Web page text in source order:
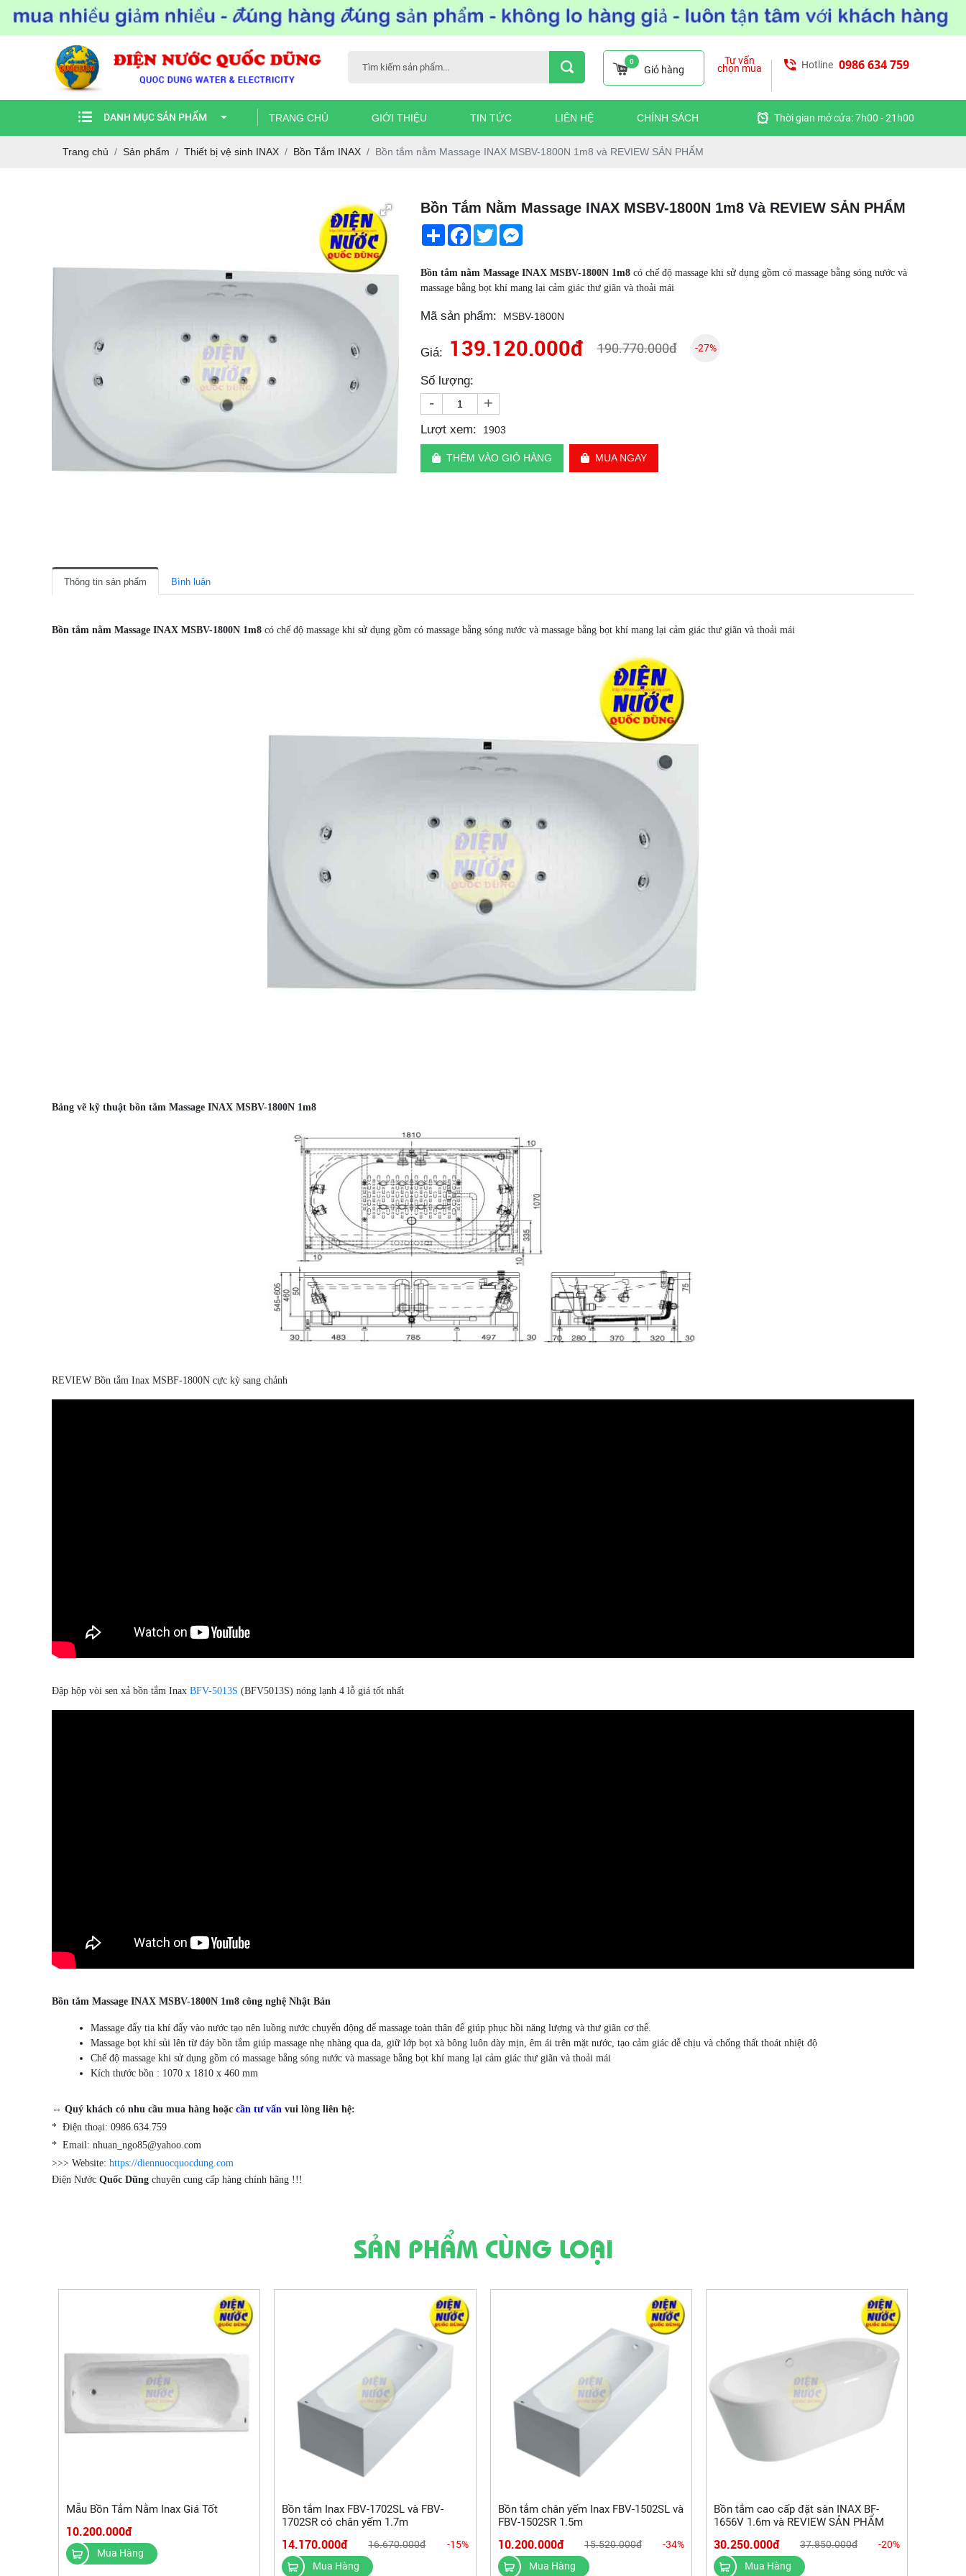
0
Giỏ hàng
Tư vấn
chọn mua Hotline 0986 634 759
DANH MỤC SẢN PHẨM TRANG CHỦ GIỚI THIỆU TIN TỨC LIÊN HỆ CHÍNH SÁCH Thời gian mở cửa: 7h00 - 21h00
Trang chủ Sản phẩm Thiết bị vệ sinh INAX Bồn Tắm INAX Bồn tắm nằm Massage INAX MSBV-1800N 1m8 và REVIEW SẢN PHẨM
Bồn Tắm Nằm Massage INAX MSBV-1800N 1m8 Và REVIEW SẢN PHẨM
ShareFacebook
TwitterMessenger
Bồn tắm nằm Massage INAX MSBV-1800N 1m8 có chế độ massage khi sử dụng gồm có massage bằng sóng nước và
massage bằng bọt khí mang lại cảm giác thư giãn và thoải mái
Mã sản phẩm: MSBV-1800N
Giá: 139.120.000đ 190.770.000đ -27%
Số lượng:
- +
Lượt xem: 1903
THÊM VÀO GIỎ HÀNG MUA NGAY
Thông tin sản phẩm Bình luận
Bồn tắm nằm Massage INAX MSBV-1800N 1m8 có chế độ massage khi sử dụng gồm có massage bằng sóng nước và massage bằng bọt khí mang lại cảm giác thư giãn và thoải mái
Bảng vẽ kỹ thuật bồn tắm Massage INAX MSBV-1800N 1m8
REVIEW Bồn tắm Inax MSBF-1800N cực kỳ sang chảnh
Đập hộp vòi sen xả bồn tắm Inax BFV-5013S (BFV5013S) nóng lạnh 4 lỗ giá tốt nhất
Bồn tắm Massage INAX MSBV-1800N 1m8 công nghệ Nhật Bản
Massage đẩy tia khí đẩy vào nước tạo nên luồng nước chuyển động để massage toàn thân để giúp phục hồi năng lượng và thư giãn cơ thể.
Massage bọt khí sủi lên từ đáy bồn tắm giúp massage nhẹ nhàng qua da, giữ lớp bọt xà bông luôn dày mịn, êm ái trên mặt nước, tạo cảm giác dễ chịu và chống thất thoát nhiệt độ
Chế độ massage khi sử dụng gồm có massage bằng sóng nước và massage bằng bọt khí mang lại cảm giác thư giãn và thoải mái
Kích thước bồn : 1070 x 1810 x 460 mm
⇔ Quý khách có nhu cầu mua hàng hoặc cần tư vấn vui lòng liên hệ:
* Điện thoại: 0986.634.759
* Email: nhuan_ngo85@yahoo.com
>>> Website: https://diennuocquocdung.com
Điện Nước Quốc Dũng chuyên cung cấp hàng chính hãng !!!
SẢN PHẨM CÙNG LOẠI
Mẫu Bồn Tắm Nằm Inax Giá Tốt
10.200.000đ
Mua Hàng
Bồn tắm Inax FBV-1702SL và FBV-
1702SR có chân yếm 1.7m
14.170.000đ 16.670.000đ
-15%
Mua Hàng
Bồn tắm chân yếm Inax FBV-1502SL và
FBV-1502SR 1.5m
10.200.000đ 15.520.000đ
-34%
Mua Hàng
Bồn tắm cao cấp đặt sàn INAX BF-
1656V 1.6m và REVIEW SẢN PHẨM
30.250.000đ 37.850.000đ
-20%
Mua Hàng